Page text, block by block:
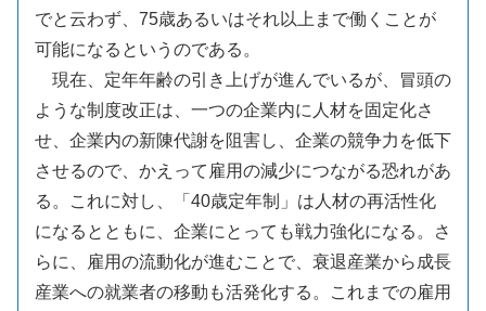
でと云わず、75歳あるいはそれ以上まで働くことが
可能になるというのである。
現在、定年年齢の引き上げが進んでいるが、冒頭の
ような制度改正は、一つの企業内に人材を固定化さ
せ、企業内の新陳代謝を阻害し、企業の競争力を低下
させるので、かえって雇用の減少につながる恐れがあ
る。これに対し、「40歳定年制」は人材の再活性化
になるとともに、企業にとっても戦力強化になる。さ
らに、雇用の流動化が進むことで、衰退産業から成長
産業への就業者の移動も活発化する。これまでの雇用